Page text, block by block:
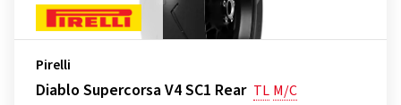
Pirelli
Diablo Supercorsa V4 SC1 Rear TL M/C